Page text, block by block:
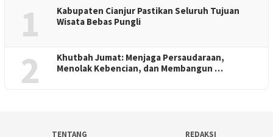
1
Kabupaten Cianjur Pastikan Seluruh Tujuan
Wisata Bebas Pungli
2
Khutbah Jumat: Menjaga Persaudaraan,
Menolak Kebencian, dan Membangun …
TENTANG REDAKSI